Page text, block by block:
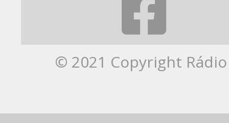
© 2021 Copyright